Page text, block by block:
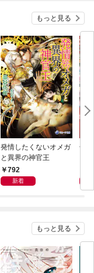
もっと見る
発情したくないオメガ
と異界の神官王
792
新着
子
もっと見る